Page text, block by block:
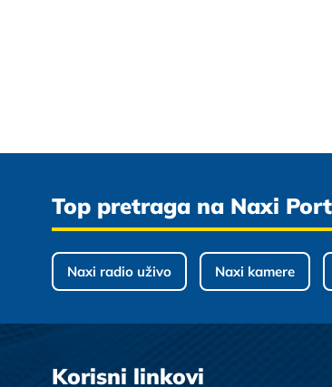
Top pretraga na Naxi
Naxi radio uživo Naxi kamere
Korisni linkovi